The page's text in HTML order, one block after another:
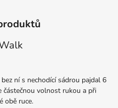
hvězdiček.
ní s nechodící sádrou pajdal 6
částečnou volnost rukou a při
obě ruce.